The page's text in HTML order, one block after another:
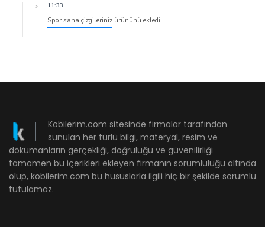
11:33
Spor saha çizgileriniz ürününü ekledi.
Kobilerim.com sitesinde firmalar tarafından
sunulan her türlü bilgi, materyal, resim ve
dökümanların gerçekliği, doğruluğu ve güvenilirliği
tamamen bu içerikleri ekleyen firmanın sorumluluğu altında
olup, kobilerim.com bu hususlarla ilgili hiç bir şekilde sorumlu
tutulamaz.